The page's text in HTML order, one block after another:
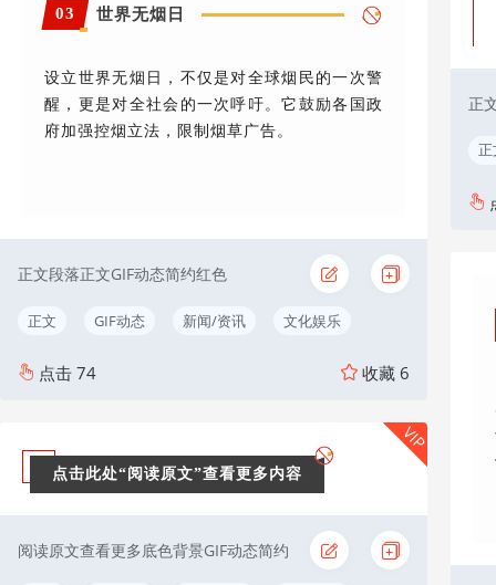
03 世界无烟日
设立世界无烟日，不仅是对全球烟民的一次警
醒，更是对全社会的一次呼吁。它鼓励各国政
府加强控烟立法，限制烟草广告。
正文段落正文GIF动态简约红色
正文 GIF动态 新闻/资讯 文化娱乐
点击 74 收藏 6
点击此处“阅读原文”查看更多内容
阅读原文查看更多底色背景GIF动态简约
VIP
正
正